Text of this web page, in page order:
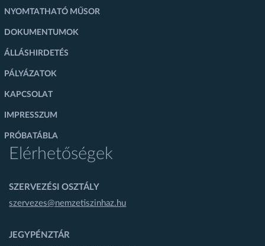
NYOMTATHATÓ MŰSOR
DOKUMENTUMOK
ÁLLÁSHIRDETÉS
PÁLYÁZATOK
KAPCSOLAT
IMPRESSZUM
PRÓBATÁBLA
Elérhetőségek
SZERVEZÉSI OSZTÁLY
szervezes@nemzetiszinhaz.hu
JEGYPÉNZTÁR